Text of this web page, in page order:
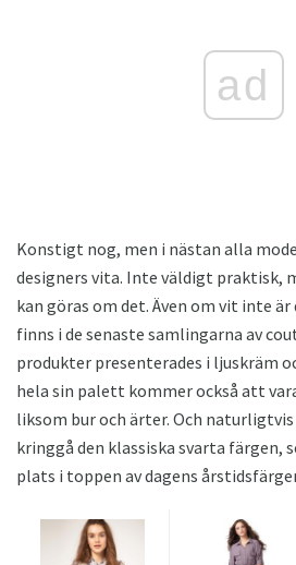
ad
Konstigt nog, men i nästan alla
designers vita. Inte väldigt praktisk,
kan göras om det. Även om vit inte
finns i de senaste samlingarna av
produkter presenterades i ljuskräm
hela sin palett kommer också att
liksom bur och ärter. Och
kringgå den klassiska svarta färgen,
plats i toppen av dagens